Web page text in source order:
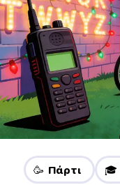
🥳 Πάρτι 🎓